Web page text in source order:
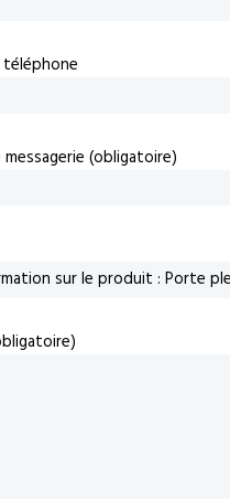
(obligatoire)